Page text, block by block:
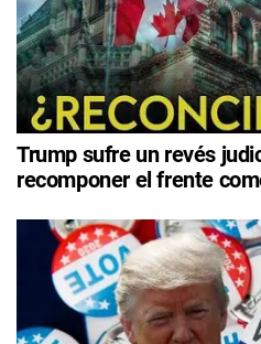
Trump sufre un revés
recomponer el frente